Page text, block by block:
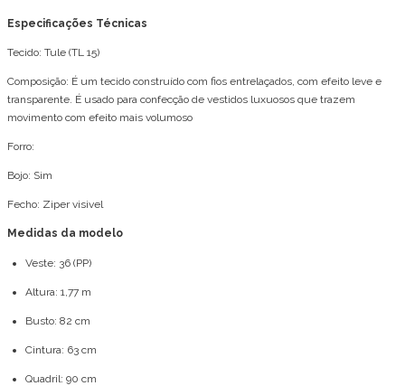
Especificações Técnicas
Tecido: Tule (TL 15)
Composição: É um tecido construído com fios entrelaçados, com efeito leve e
transparente. É usado para confecção de vestidos luxuosos que trazem
movimento com efeito mais volumoso
Forro:
Bojo: Sim
Fecho: Ziper visivel
Medidas da modelo
Veste: 36 (PP)
Altura: 1,77 m
Busto: 82 cm
Cintura: 63 cm
Quadril: 90 cm